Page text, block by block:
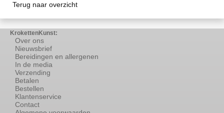
Terug naar overzicht
KrokettenKunst:
Over ons
Nieuwsbrief
Bereidingen en allergenen
In de media
Verzending
Betalen
Bestellen
Klantenservice
Contact